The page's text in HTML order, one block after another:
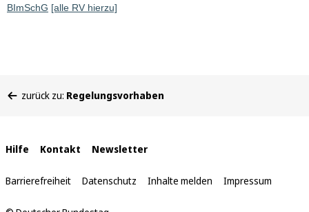
BImSchG [alle RV hierzu]
befinden
zurück zu: Regelungsvorhaben
Interne
Links
Hilfe Kontakt Newsletter
Barrierefreiheit Datenschutz Inhalte melden Impressum